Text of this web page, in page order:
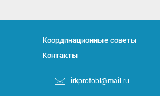
Координационные советы
Контакты
irkprofobl@mail.ru